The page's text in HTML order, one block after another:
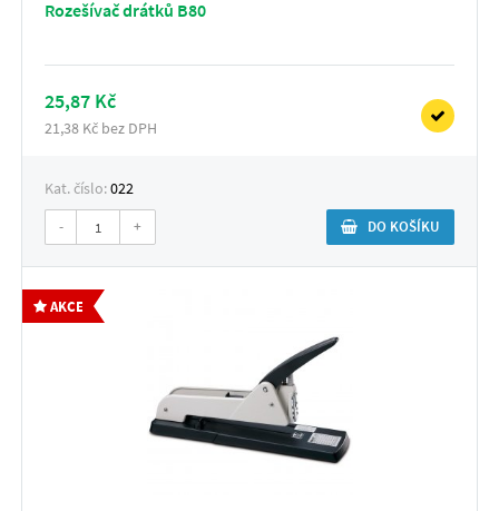
Rozešívač drátků B80
25,87 Kč
21,38 Kč bez DPH
Kat. číslo:022
- + DO KOŠÍKU
AKCE